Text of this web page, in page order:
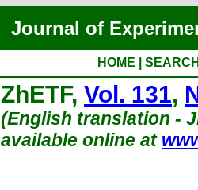
Journal of
HOME
ZhETF, Vol. 131,
(English translation -
available online at